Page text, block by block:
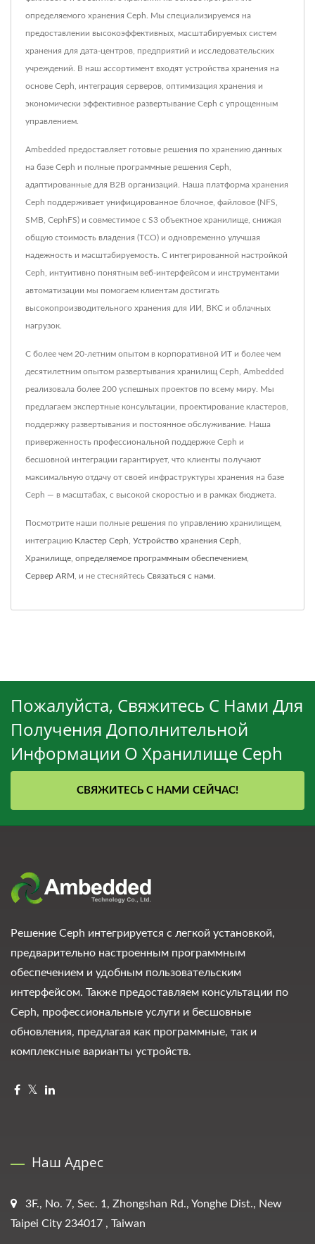
определяемого хранения Ceph. Мы специализируемся на
предоставлении высокоэффективных, масштабируемых систем
хранения для дата-центров, предприятий и исследовательских
учреждений. В наш ассортимент входят устройства хранения на
основе Ceph, интеграция серверов, оптимизация хранения и
экономически эффективное развертывание Ceph с упрощенным
управлением.
Ambedded предоставляет готовые решения по хранению данных
на базе Ceph и полные программные решения Ceph,
адаптированные для B2B организаций. Наша платформа хранения
Ceph поддерживает унифицированное блочное, файловое (NFS,
SMB, CephFS) и совместимое с S3 объектное хранилище, снижая
общую стоимость владения (TCO) и одновременно улучшая
надежность и масштабируемость. С интегрированной настройкой
Ceph, интуитивно понятным веб-интерфейсом и инструментами
автоматизации мы помогаем клиентам достигать
высокопроизводительного хранения для ИИ, ВКС и облачных
нагрузок.
С более чем 20-летним опытом в корпоративной ИТ и более чем
десятилетним опытом развертывания хранилищ Ceph, Ambedded
реализовала более 200 успешных проектов по всему миру. Мы
предлагаем экспертные консультации, проектирование кластеров,
поддержку развертывания и постоянное обслуживание. Наша
приверженность профессиональной поддержке Ceph и
бесшовной интеграции гарантирует, что клиенты получают
максимальную отдачу от своей инфраструктуры хранения на базе
Ceph — в масштабах, с высокой скоростью и в рамках бюджета.
Посмотрите наши полные решения по управлению хранилищем,
интеграцию Кластер Ceph Устройство хранения Ceph
Хранилище, определяемое программным обеспечением
Сервер ARM , и не стесняйтесь Связаться с нами
Пожалуйста, Свяжитесь С Нами Для
Получения Дополнительной
Информации О Хранилище Ceph
СВЯЖИТЕСЬ С НАМИ СЕЙЧАС!
Решение Ceph интегрируется с легкой установкой,
предварительно настроенным программным
обеспечением и удобным пользовательским
интерфейсом. Также предоставляем консультации по
Ceph, профессиональные услуги и бесшовные
обновления, предлагая как программные, так и
комплексные варианты устройств.
Наш Адрес
3F., No. 7, Sec. 1, Zhongshan Rd., Yonghe Dist., New
Taipei City 234017 , Taiwan